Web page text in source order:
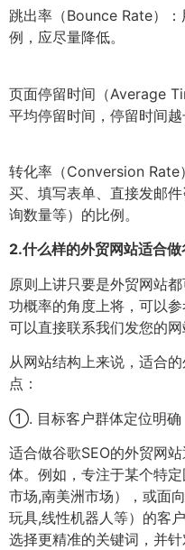
跳出率（Bounce Rate）
例，应尽量降低。
页面停留时间（Average
平均停留时间，停留时间越
转化率（Conversion Rate
买、填写表单、直接发邮
询数量等）的比例。
2.什么样的外贸网站适合做
原则上讲只要是外贸网站
功概率的角度上将，可以
可以直接联系我们发您的网
从网站结构上来说，适合
点：
①. 目标客户群体定位明确
适合做谷歌SEO的外贸网
体。例如，专注于某个特
市场,南美洲市场），或面
玩具,线性机器人等）的客
选择更精准的关键词，并